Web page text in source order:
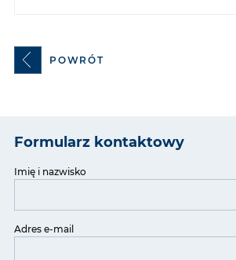
POWRÓT
Formularz kontaktowy
Imię i nazwisko
Adres e-mail